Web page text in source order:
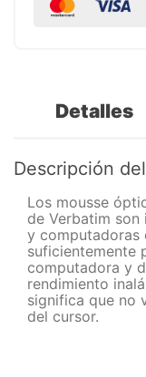
Detalles
Descripción
Los mousse
de Verbatim
y computadoras
suficientemente
computadora y
rendimiento
significa que no
del cursor.